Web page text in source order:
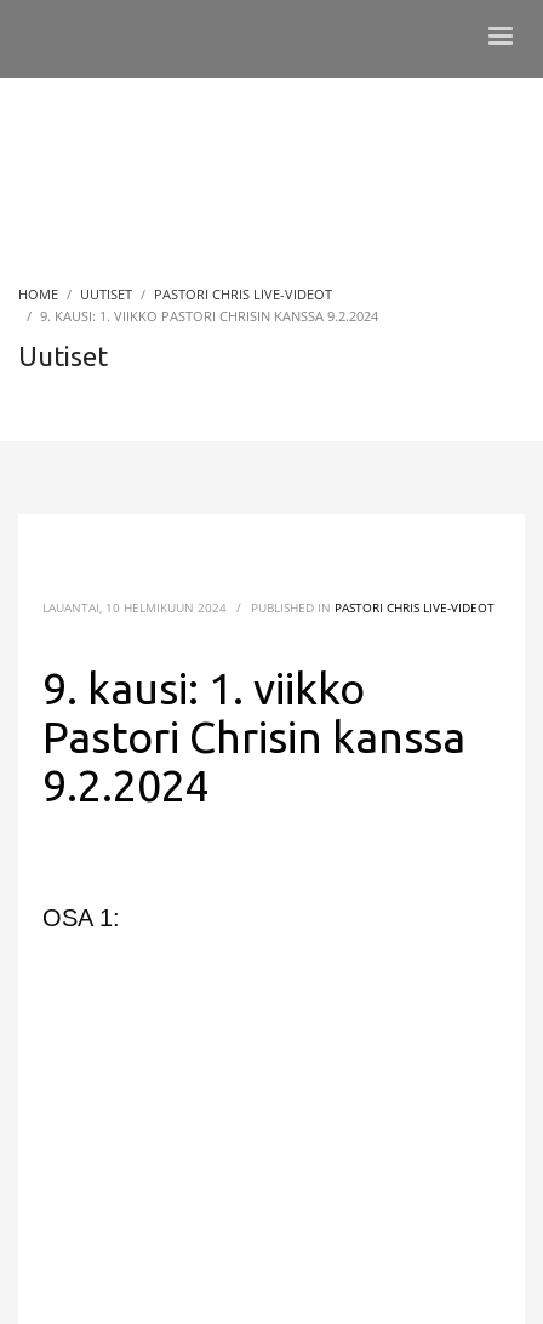
HOME UUTISET
PASTORI CHRIS LIVE-VIDEOT
9. KAUSI: 1. VIIKKO PASTORI CHRISIN KANSSA 9.2.2024
Uutiset
LAUANTAI, 10 HELMIKUUN 2024 / PUBLISHED IN PASTORI CHRIS LIVE-VIDEOT
9. kausi: 1. viikko
Pastori Chrisin kanssa
9.2.2024
OSA 1: